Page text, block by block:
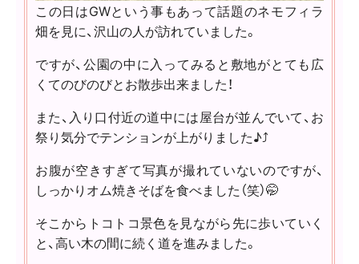
この日はGWという事もあって話題のネモフィラ
畑を見に、沢山の人が訪れていました。
ですが、公園の中に入ってみると敷地がとても広
くてのびのびとお散歩出来ました！
また、入り口付近の道中には屋台が並んでいて、お
祭り気分でテンションが上がりました♪⤴️
お腹が空きすぎて写真が撮れていないのですが、
しっかりオム焼きそばを食べました（笑）🤭
そこからトコトコ景色を見ながら先に歩いていく
と、高い木の間に続く道を進みました。